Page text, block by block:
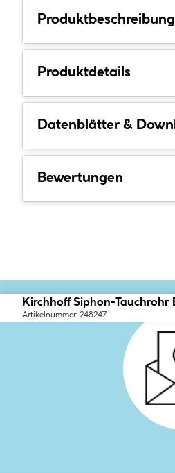
Produktbeschreibung
Produktdetails
Datenblätter &
Bewertungen
Kirchhoff Siphon-Tauchrohr
Artikelnummer: 248247